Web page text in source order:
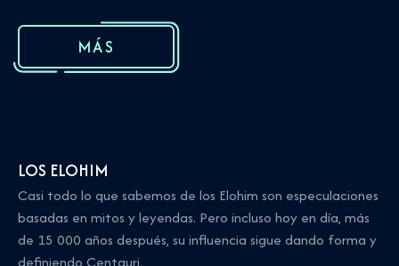
MÁS
LOS ELOHIM
Casi todo lo que sabemos de los Elohim son especulaciones
basadas en mitos y leyendas. Pero incluso hoy en día, más
de 15 000 años después, su influencia sigue dando forma y